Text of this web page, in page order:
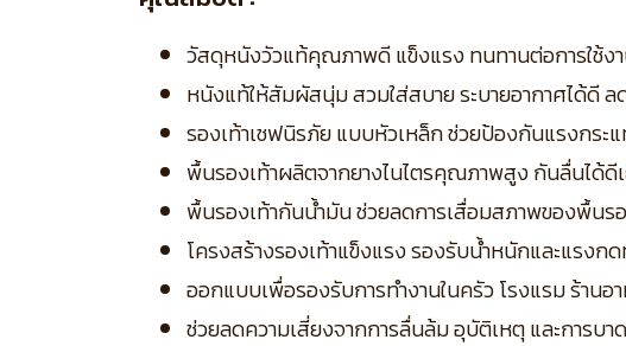
วัสดุหนังวัวแท้คุณภาพดี แข็งแรง ทนทานต่อการใช้ง
หนังแท้ให้สัมผัสนุ่ม สวมใส่สบาย ระบายอากาศได้ดี ล
รองเท้าเชฟนิรภัย แบบหัวเหล็ก ช่วยป้องกันแรงกร
พื้นรองเท้าผลิตจากยางไนไตรคุณภาพสูง กันลื่นได้
พื้นรองเท้ากันน้ำมัน ช่วยลดการเสื่อมสภาพของพื้นรอ
โครงสร้างรองเท้าแข็งแรง รองรับน้ำหนักและแรงก
ออกแบบเพื่อรองรับการทำงานในครัว โรงแรม ร้านอ
ช่วยลดความเสี่ยงจากการลื่นล้ม อุบัติเหตุ และการบ